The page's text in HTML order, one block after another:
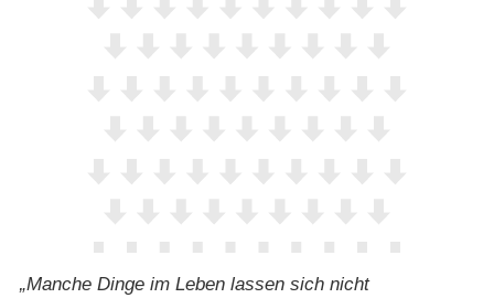
Manche Dinge im Leben lassen sich nicht